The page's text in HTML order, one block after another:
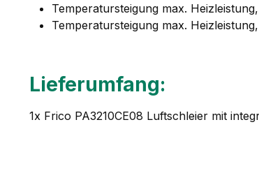
Temperatursteigung max.
Temperatursteigung max.
Lieferumfang:
1x Frico PA3210CE08 Luftschleier mit